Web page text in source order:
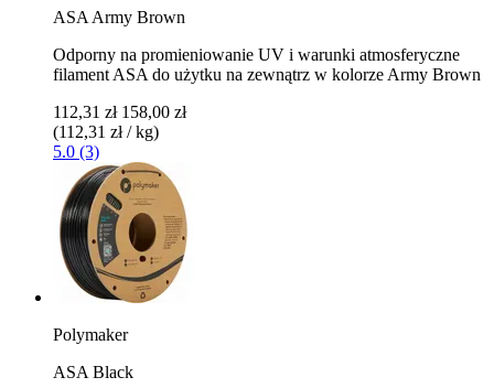
ASA Army Brown
Odporny na promieniowanie UV i warunki atmosferyczne
filament ASA do użytku na zewnątrz w kolorze Army Brown
112,31 zł 158,00 zł
(112,31 zł / kg)
5.0 (3)
Polymaker
ASA Black